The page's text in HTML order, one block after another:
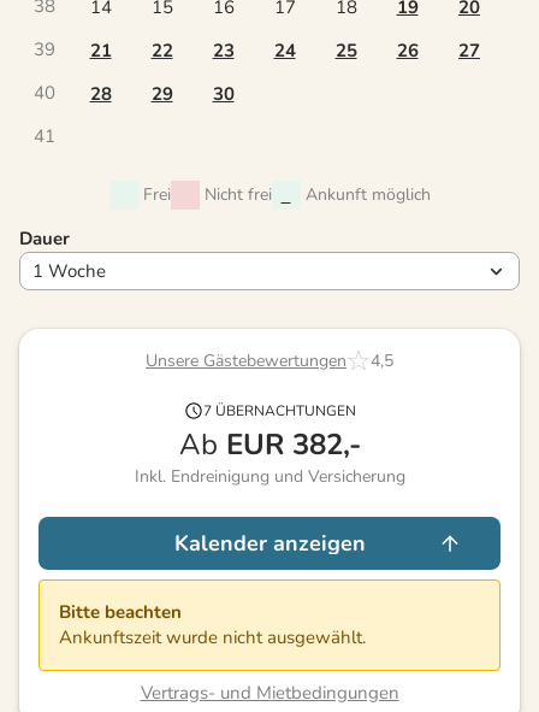
38 14 15 16 17 18 19
20
39
21 22 23 24 25 26
27
40
28 29
30
41
Frei Nicht frei Ankunft möglich
Dauer
Unsere Gästebewertungen 4,5
7 ÜBERNACHTUNGEN
Ab EUR 382,-
Inkl. Endreinigung und Versicherung
Kalender anzeigen
Bitte beachten
Ankunftszeit wurde nicht ausgewählt.
Vertrags- und Mietbedingungen